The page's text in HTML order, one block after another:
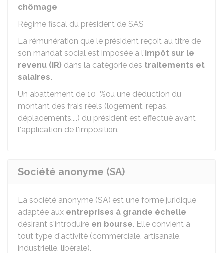
chômage
Régime fiscal du président de SAS
La rémunération que le président reçoit au titre de
son mandat social est imposée à l'impôt sur le
revenu (IR) dans la catégorie des traitements et
salaires.
Un abattement de 10 %ou une déduction du
montant des frais réels (logement, repas,
déplacements,...) du président est effectué avant
l'application de l'imposition.
Société anonyme (SA)
La société anonyme (SA) est une forme juridique
adaptée aux entreprises à grande échelle
désirant s'introduire en bourse. Elle convient à
tout type d'activité (commerciale, artisanale,
industrielle, libérale).